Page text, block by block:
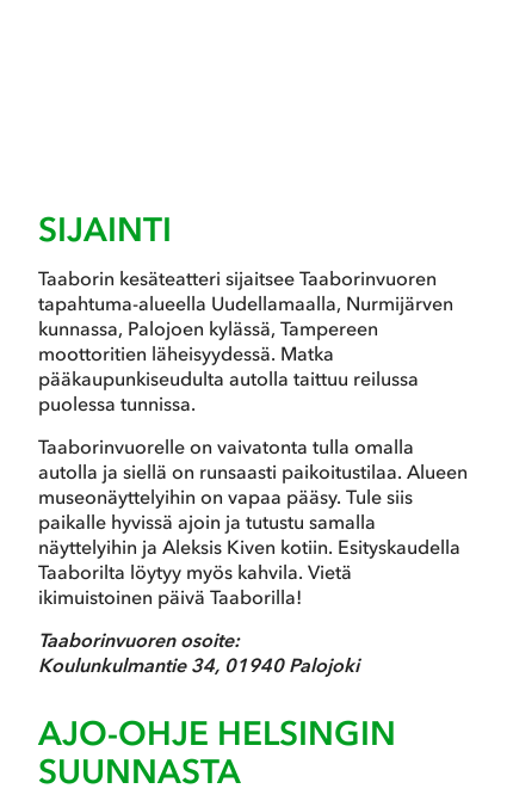
SIJAINTI
Taaborin kesäteatteri sijaitsee Taaborinvuoren
tapahtuma-alueella Uudellamaalla, Nurmijärven
kunnassa, Palojoen kylässä, Tampereen
moottoritien läheisyydessä. Matka
pääkaupunkiseudulta autolla taittuu reilussa
puolessa tunnissa.
Taaborinvuorelle on vaivatonta tulla omalla
autolla ja siellä on runsaasti paikoitustilaa. Alueen
museonäyttelyihin on vapaa pääsy. Tule siis
paikalle hyvissä ajoin ja tutustu samalla
näyttelyihin ja Aleksis Kiven kotiin. Esityskaudella
Taaborilta löytyy myös kahvila. Vietä
ikimuistoinen päivä Taaborilla!
Taaborinvuoren osoite:
Koulunkulmantie 34, 01940 Palojoki
AJO-OHJE HELSINGIN
SUUNNASTA